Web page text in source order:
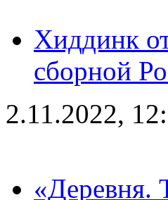
Хиддинк
сборной
2.11.2022,
«Деревня.